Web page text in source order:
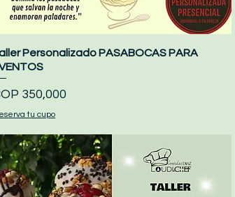
Quick View
Personalizado PASABOCAS PARA
350,000
tu cupo